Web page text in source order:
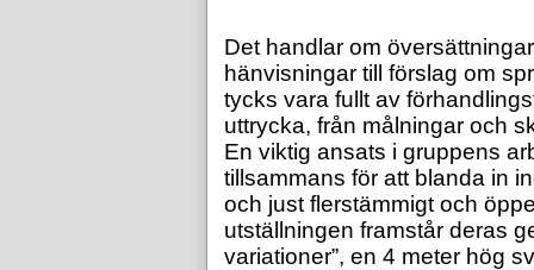
Det handlar om
hänvisningar till förslag om
tycks vara fullt av
uttrycka, från målningar och
En viktig ansats i gruppens
tillsammans för att blanda in
och just flerstämmigt och
utställningen framstår deras
variationer”, en 4 meter hög